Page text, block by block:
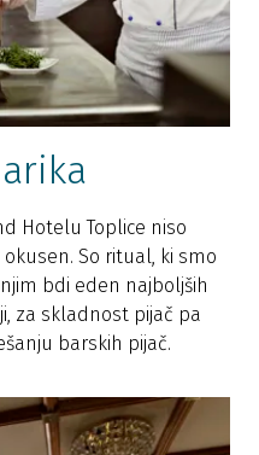
Hotelu Toplice niso
So ritual, ki smo
bdi eden najboljših
za skladnost pijač pa
barskih pijač.